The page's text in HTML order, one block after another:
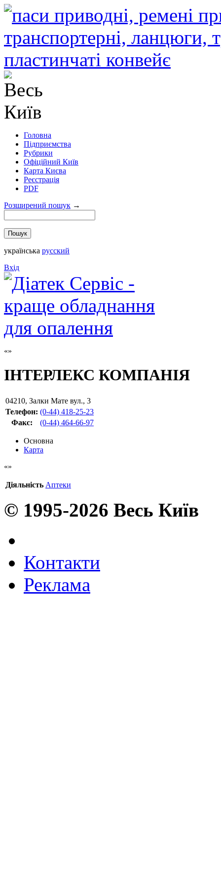
Головна
Підприємства
Рубрики
Офіційний Київ
Карта Києва
Реєстрація
PDF
Розширений пошук →
українська русский
Вхід
ІНТЕРЛЕКС КОМПАНІЯ
04210, Залки Мате вул., 3
Телефон: (0-44) 418-25-23
Факс: (0-44) 464-66-97
Основна
Карта
Діяльність Аптеки
© 1995-2026 Весь Київ
Контакти
Реклама